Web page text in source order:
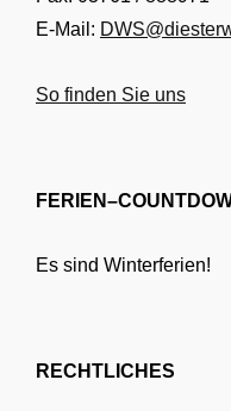
E-Mail:
So finden Sie uns
Es sind Winterferien!
RECHTLICHES